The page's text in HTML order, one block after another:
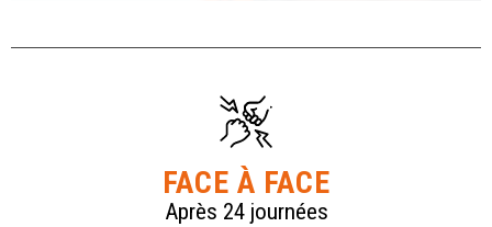
FACE À FACE
Après 24 journées